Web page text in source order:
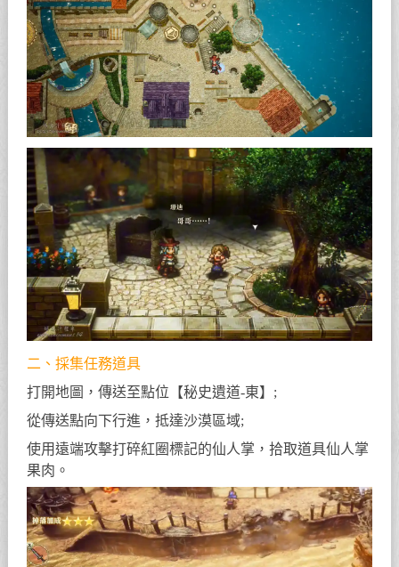
二、採集任務道具
打開地圖，傳送至點位【秘史遺道-東】;
從傳送點向下行進，抵達沙漠區域;
使用遠端攻擊打碎紅圈標記的仙人掌，拾取道具仙人掌
果肉。